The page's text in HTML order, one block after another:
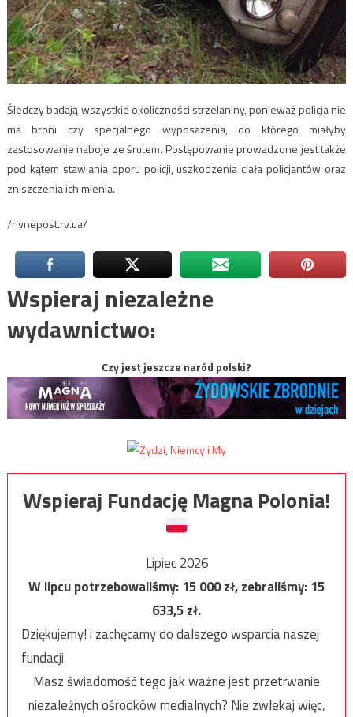
Śledczy badają wszystkie okoliczności strzelaniny, ponieważ policja nie
ma broni czy specjalnego wyposażenia, do którego miałyby
zastosowanie naboje ze śrutem. Postępowanie prowadzone jest także
pod kątem stawiania oporu policji, uszkodzenia ciała policjantów oraz
zniszczenia ich mienia.
/rivnepost.rv.ua/
Wspieraj niezależne
wydawnictwo:
Czy jest jeszcze naród polski?
Wspieraj Fundację Magna Polonia!
Lipiec 2026
W lipcu potrzebowaliśmy:15 000zł, zebraliśmy:15
633,5zł.
Dziękujemy! i zachęcamy do dalszego wsparcia naszej
fundacji.
Masz świadomość tego jak ważne jest przetrwanie
niezależnych ośrodków medialnych? Nie zwlekaj więc,